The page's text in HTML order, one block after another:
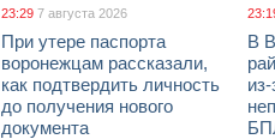
23:29 7 августа 2026
При утере паспорта
воронежцам рассказали,
как подтвердить личность
до получения нового
документа
В